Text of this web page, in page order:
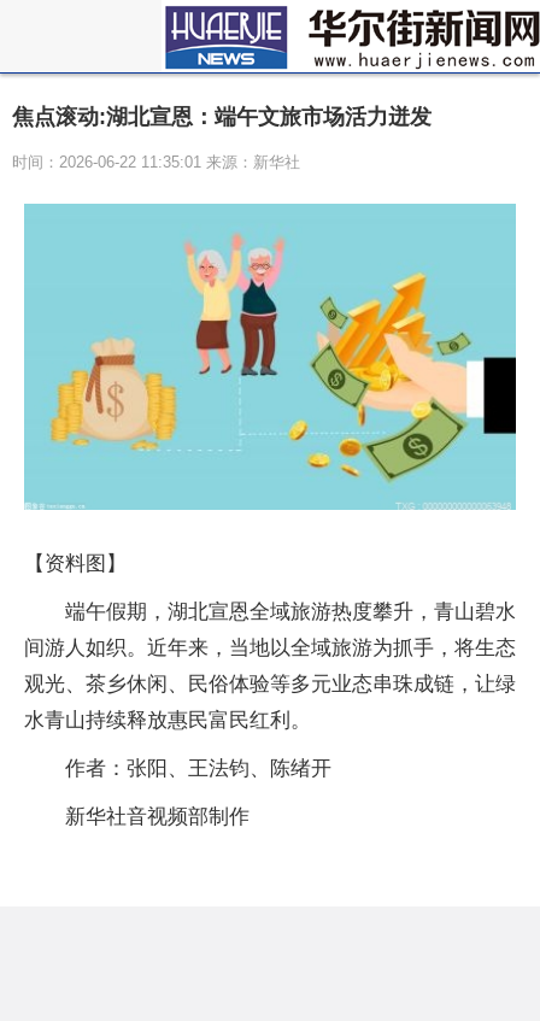
焦点滚动:湖北宣恩：端午文旅市场活力迸发
时间：2026-06-22 11:35:01 来源：新华社
【资料图】
端午假期，湖北宣恩全域旅游热度攀升，青山碧水
间游人如织。近年来，当地以全域旅游为抓手，将生态
观光、茶乡休闲、民俗体验等多元业态串珠成链，让绿
水青山持续释放惠民富民红利。
作者：张阳、王法钧、陈绪开
新华社音视频部制作